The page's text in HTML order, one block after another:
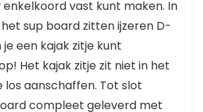
enkelkoord vast kunt maken. In
sup board zitten ijzeren D-
een kajak zitje kunt
Het kajak zitje zit niet in het
los aanschaffen. Tot slot
compleet geleverd met